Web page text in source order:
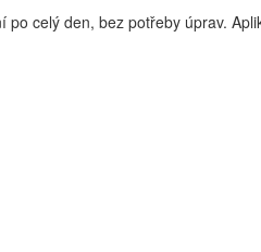
po celý den, bez potřeby úprav.